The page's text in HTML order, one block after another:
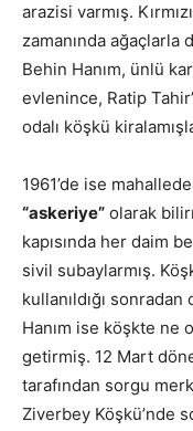
arazisi varmış.
zamanında ağaçlarla
Behin Hanım, ünlü
evlenince, Ratip
odalı köşkü
1961’de ise
“askeriye” olarak
kapısında her daim
sivil subaylarmış.
kullanıldığı
Hanım ise köşkte
getirmiş. 12 Mart
tarafından sorgu
Ziverbey Köşkü’nde